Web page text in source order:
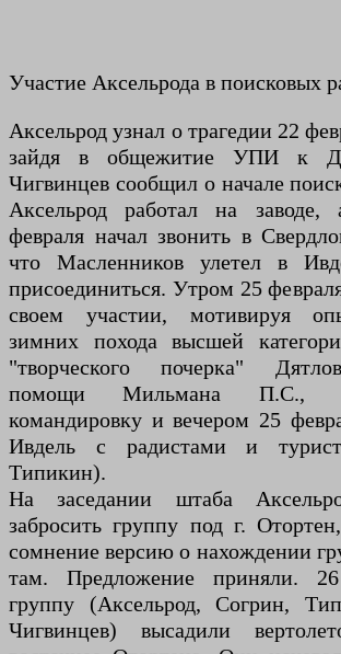
Участие Аксельрода в поисковых
Аксельрод узнал о трагедии 22
зайдя в общежитие УПИ к
Чигвинцев сообщил о начале
Аксельрод работал на
февраля начал звонить в
что Масленников улетел в
присоединиться. Утром 25
своем участии, мотивируя
зимних похода высшей
"творческого почерка"
помощи Мильмана П.С.,
командировку и вечером 25
Ивдель с радистами и
Типикин).
На заседании штаба
забросить группу под г.
сомнение версию о нахождении
там. Предложение приняли.
группу (Аксельрод, Согрин,
Чигвинцев) высадили